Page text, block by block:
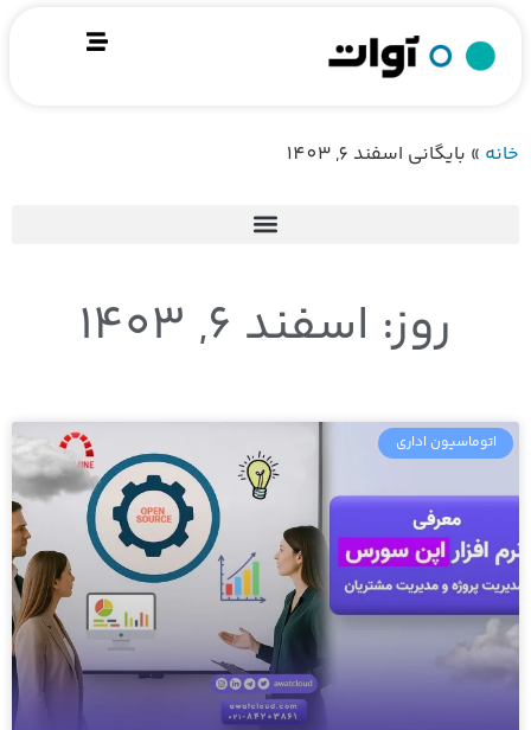
خانه » بایگانی‌ اسفند 6, 1403
روز: اسفند 6, 1403
اتوماسیون اداری